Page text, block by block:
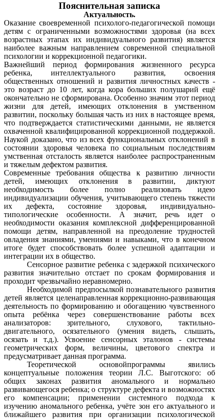
Пояснительная записка
Актуальность.
Оказание своевременной психолого-педагогической помощи
детям с ограниченными возможностями здоровья (на всех
возрастных этапах их индивидуального развития) является
наиболее важным направлением современной специальной
психологии и коррекционной педагогики.
Важнейший период формирования жизненного ресурса
ребенка, интеллектуального развития, освоения
общественных отношений и развития личностных качеств -
это возраст до 10 лет, когда кора больших полушарий ещё
окончательно не сформирована. Особенно значим этот период
жизни для детей, имеющих отклонения в умственном
развитии, поскольку большая часть из них в настоящее время,
что подтверждается статистическими данными, не является
охваченной квалифицированной коррекционной поддержкой.
Наукой доказано, что из всех функциональных отклонений в
состоянии здоровья человека по социальным последствиям
умственная отсталость является наиболее распространенным
и тяжелым дефектом развития.
Современные требования общества к развитию личности
детей, имеющих отклонения в развитии, диктуют
необходимость более полно реализовать идею
индивидуализации обучения, учитывающего степень тяжести
их дефекта, состояние здоровья, индивидуально-
типологические особенности. А значит, речь идет о
необходимости оказания комплексной дифференцированной
помощи детям, направленной на преодоление трудностей
овладения знаниями, умениями и навыками, что в конечном
итоге будет способствовать более успешной адаптации и
интеграции их в общество.
Сенсорное развитие ребенка с задержкой психического
развития значительно отстает по срокам формирования и
проходит чрезвычайно неравномерно.
Необходимой предпосылкой познавательного развития
детей является целенаправленная коррекционно-развивающая
деятельность по формированию и обогащению чувственного
опыта ребёнка через совершенствование работы всех
анализаторов: зрительного, слухового, тактильно-
двигательного, осязательного (умения видеть, слышать,
осязать и т.д.). Усвоение сенсорных эталонов - системы
геометрических форм, величины, цветового спектра и
предусматривает данная программа.
Теоретической основойпрограммы явились
концептуальные положения теории Л.С. Выготского: об
общих законах развития аномального и нормально
развивающегося ребенка; о структуре дефекта и возможностях
его компенсации; применении системного подхода к
изучению аномального ребенка, учёте зон его актуального и
ближайшего развития при организации психологической